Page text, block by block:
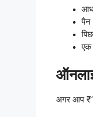
पैन
एक
अगर आप